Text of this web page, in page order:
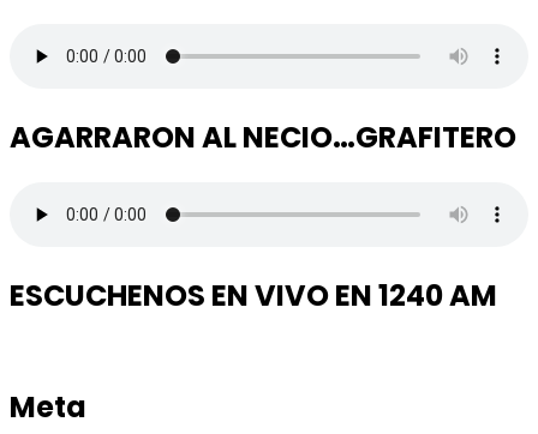
AGARRARON AL NECIO…GRAFITERO
ESCUCHENOS EN VIVO EN 1240 AM
Meta